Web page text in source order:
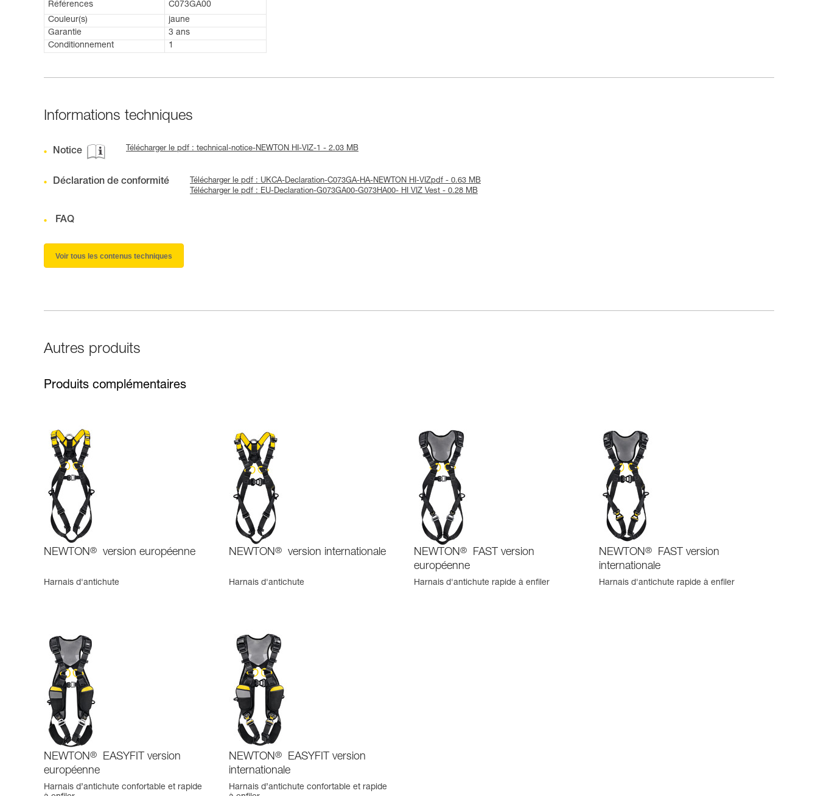
Références
C073GA00
Couleur(s)
jaune
Garantie
3 ans
Conditionnement
1
Informations techniques
Notice Télécharger le pdf : technical-notice-NEWTON HI-VIZ-1 - 2.03 MB
Déclaration de conformité
Télécharger le pdf : UKCA-Declaration-C073GA-HA-NEWTON HI-VIZpdf - 0.63 MB
Télécharger le pdf : EU-Declaration-G073GA00-G073HA00- HI VIZ Vest - 0.28 MB
FAQ
Voir tous les contenus techniques
Autres produits
Produits complémentaires
NEWTON® version européenne
Harnais d'antichute
NEWTON® version internationale
Harnais d'antichute
NEWTON®
FAST version
européenne
Harnais d'antichute rapide à enfiler
NEWTON®
FAST version
internationale
Harnais d'antichute rapide à enfiler
NEWTON®
EASYFIT version
européenne
Harnais d’antichute confortable et rapide
NEWTON®
EASYFIT version
internationale
Harnais d’antichute confortable et rapide